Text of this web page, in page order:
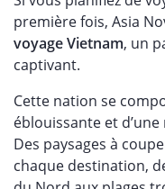
première fois, Asia
voyage Vietnam, un
captivant.
Cette nation se
éblouissante et
Des paysages à
chaque destination,